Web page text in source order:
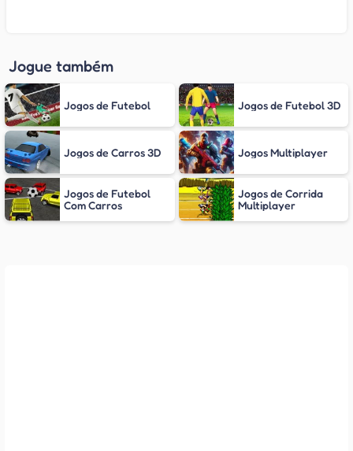
Jogue também
Jogos de Futebol Jogos de Futebol 3D
Jogos de Carros 3D Jogos Multiplayer
Jogos de Futebol
Com Carros
Jogos de Corrida
Multiplayer